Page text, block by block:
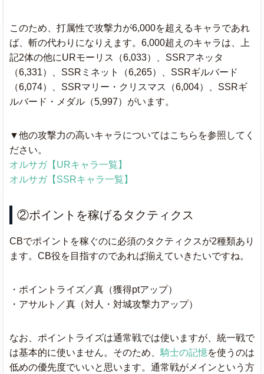
このため、打属性で攻撃力が6,000を超えるキャラであれ
ば、斬の代わりになりえます。6,000超えのキャラは、上
記2体の他にURモーリス（6,033）、SSRアネッタ
（6,331）、SSRミネット（6,265）、SSRギルバード
（6,074）、SSRマリー・クリスマス（6,004）、SSRギ
ルバード・メダル（5,997）がいます。
▼他の攻撃力の高いキャラについてはこちらを参照してく
ださい。
オルサガ【URキャラ一覧】
オルサガ【SSRキャラ一覧】
②ポイントを稼げるタクティクス
CBでポイントを稼ぐのに必須のタクティクスが2種類あり
ます。CB役を目指すのであれば揃えていきたいですね。
・ポイントライズ／真（獲得ptアップ）
・アサルト／真（対人・対城攻撃力アップ）
なお、ポイントライズは通常戦では使いますが、統一戦で
は基本的に使いません。そのため、 騎士の記憶を使うのは
低めの優先度でいいと思います。通常戦がメインという方